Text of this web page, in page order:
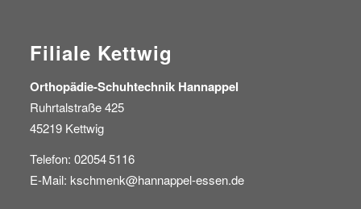
Filiale Kettwig
Orthopädie-Schuhtechnik Hannappel
Ruhrtalstraße 425
45219 Kettwig
Telefon: 02054 5116
E-Mail: kschmenk@hannappel-essen.de